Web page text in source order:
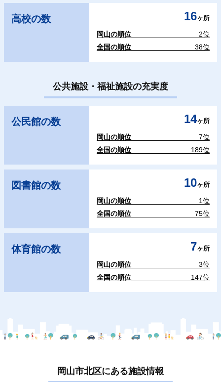
高校の数 16ヶ所
岡山の順位
2位
全国の順位
38位
公共施設・福祉施設の充実度
公民館の数 14ヶ所
岡山の順位
7位
全国の順位
189位
図書館の数 10ヶ所
岡山の順位
1位
全国の順位
75位
体育館の数 7ヶ所
岡山の順位
3位
全国の順位
147位
岡山市北区にある施設情報